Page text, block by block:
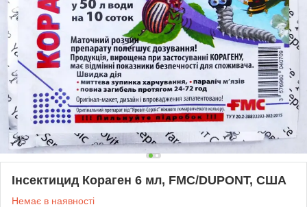
Інсектицид Кораген 6 мл, FMC/DUPONT, США
Немає в наявності